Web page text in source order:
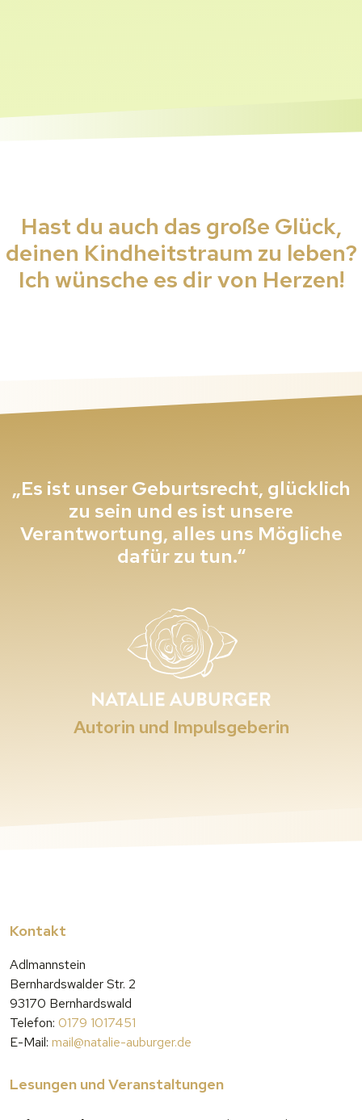
Hast du auch das große Glück,
deinen Kindheitstraum zu leben?
Ich wünsche es dir von Herzen!
„Es ist unser Geburtsrecht, glücklich
zu sein und es ist unsere
Verantwortung, alles uns Mögliche
dafür zu tun.“
Autorin und Impulsgeberin
Kontakt
Adlmannstein
Bernhardswalder Str. 2
93170 Bernhardswald
Telefon: 0179 1017451
E-Mail: mail@natalie-auburger.de
Lesungen und Veranstaltungen